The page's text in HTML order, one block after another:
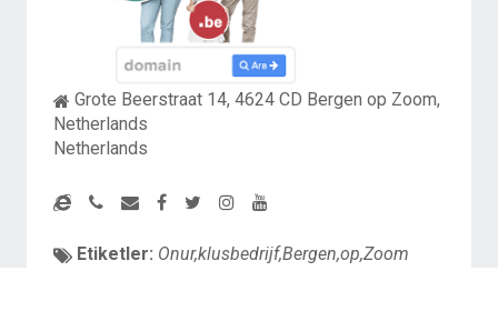
Grote Beerstraat 14, 4624 CD Bergen op Zoom,
Netherlands
Netherlands
Etiketler: Onur,klusbedrijf,Bergen,op,Zoom